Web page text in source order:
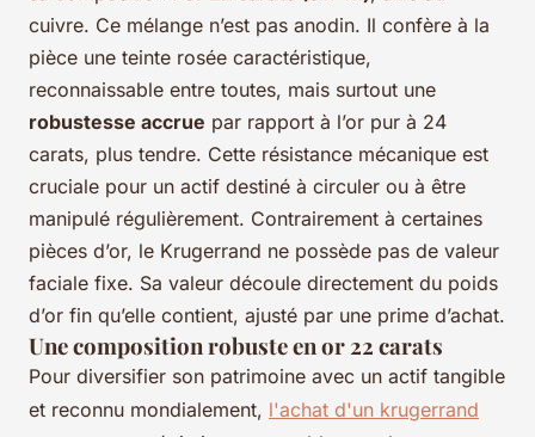
cuivre. Ce mélange n’est pas anodin. Il confère à la
pièce une teinte rosée caractéristique,
reconnaissable entre toutes, mais surtout une
robustesse accrue par rapport à l’or pur à 24
carats, plus tendre. Cette résistance mécanique est
cruciale pour un actif destiné à circuler ou à être
manipulé régulièrement. Contrairement à certaines
pièces d’or, le Krugerrand ne possède pas de valeur
faciale fixe. Sa valeur découle directement du poids
d’or fin qu’elle contient, ajusté par une prime d’achat.
Une composition robuste en or 22 carats
Pour diversifier son patrimoine avec un actif tangible
et reconnu mondialement, l'achat d'un krugerrand